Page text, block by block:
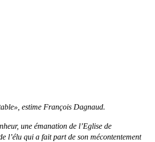
estime François Dagnaud.
une émanation de l’Eglise de
l’élu qui a fait part de son mécontentement